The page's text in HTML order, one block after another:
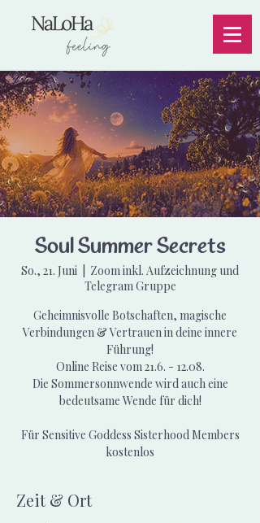
Soul Summer Secrets
So., 21. Juni
Zoom inkl. Aufzeichnung und
Telegram Gruppe
Geheimnisvolle Botschaften, magische
Verbindungen & Vertrauen in deine innere
Führung!
Online Reise vom 21.6. - 12.08.
Die Sommersonnwende wird auch eine
bedeutsame Wende für dich!
Für Sensitive Goddess Sisterhood Members
kostenlos
Zeit & Ort